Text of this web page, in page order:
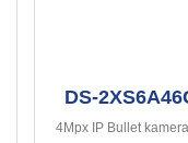
DS-
4Mpx IP Bullet